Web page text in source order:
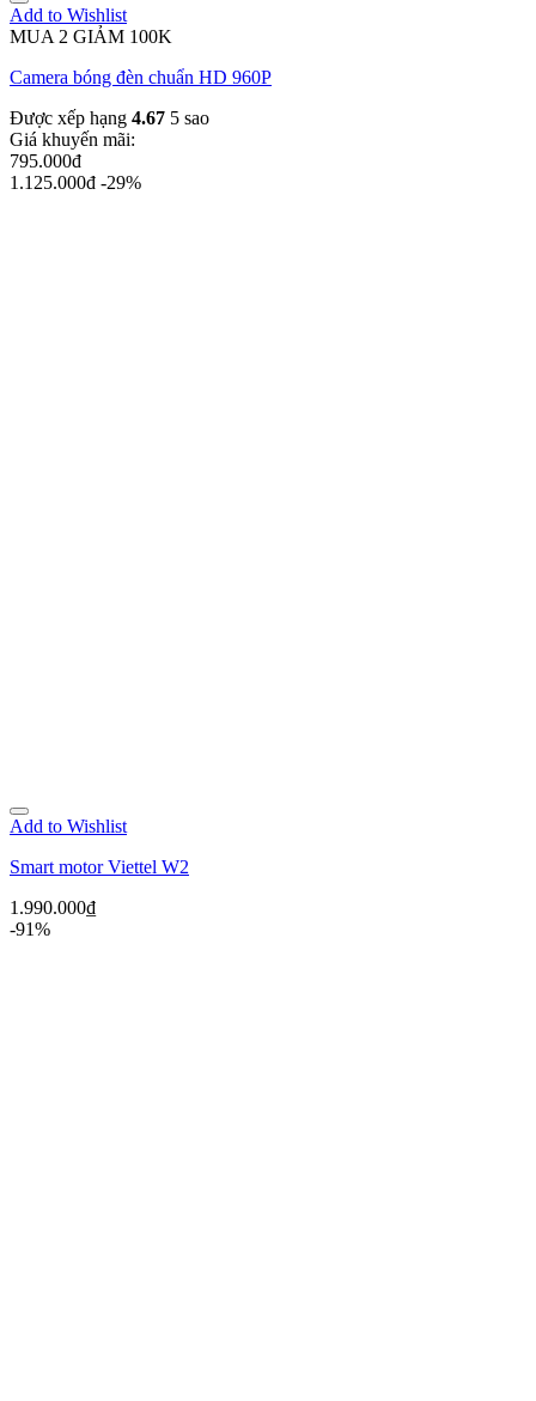
Add to Wishlist
MUA 2 GIẢM 100K
Camera bóng đèn chuẩn HD 960P
Được xếp hạng 4.67 5 sao
Giá khuyến mãi:
795.000đ
1.125.000đ -29%
Add to Wishlist
Smart motor Viettel W2
1.990.000₫
-91%